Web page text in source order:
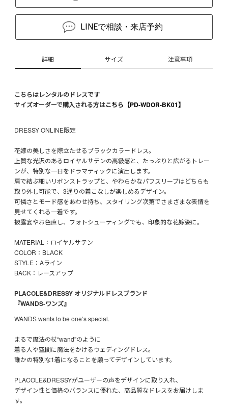
LINEで相談・来店予約
詳細 サイズ 注意事項
こちらはレンタルのドレスです
サイズオーダーで購入される方はこちら【PD-WDOR-BK01】
DRESSY ONLINE限定
花嫁の美しさを際立たせるブラックカラードレス。
上質な光沢のあるロイヤルサテンの高級感と、たっぷりと広がるトレー
ンが、特別な一日をドラマティックに演出します。
肩で結ぶ細いリボンストラップと、やわらかなパフスリーブはどちらも
取り外し可能で、3通りの着こなしが楽しめるデザイン。
可憐さとモード感をあわせ持ち、スタイリング次第でさまざまな表情を
見せてくれる一着です。
披露宴やお色直し、フォトシューティングでも、印象的な花嫁姿に。
MATERIAL：ロイヤルサテン
COLOR：BLACK
STYLE：Aライン
BACK：レースアップ
PLACOLE&DRESSY オリジナルドレスブランド
『WANDS-ワンズ』
WANDS wants to be one’s special.
まるで魔法の杖“wand”のように
着る人や空間に魔法をかけるウェディングドレス。
誰かの特別な1着になることを願ってデザインしています。
PLACOLE&DRESSYがユーザーの声をデザインに取り入れ、
デザイン性と価格のバランスに優れた、高品質なドレスをお届けしま
す。